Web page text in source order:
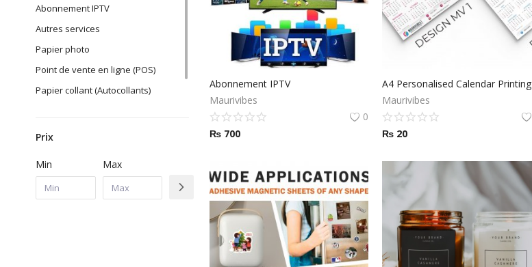
Abonnement IPTV
Autres services
Papier photo
Point de vente en ligne (POS)
Papier collant (Autocollants)
Prix
Min Max
Abonnement IPTV
Maurivibes
0
₨ 700
A4 Personalised Calendar Printing
Maurivibes
₨20